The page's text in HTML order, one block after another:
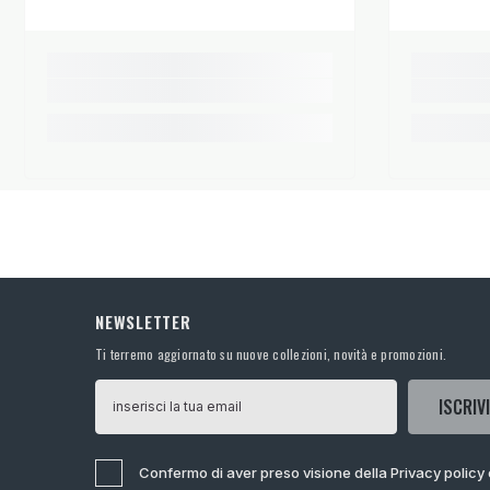
NEWSLETTER
Ti terremo aggiornato su nuove collezioni, novità e promozioni.
Confermo di aver preso visione della Privacy policy